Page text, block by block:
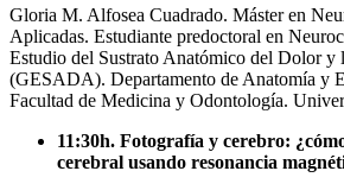
Gloria M. Alfosea Cuadrado. Máster en
Aplicadas. Estudiante predoctoral en
Estudio del Sustrato Anatómico del Dolor y
(GESADA). Departamento de Anatomía y
Facultad de Medicina y Odontología.
11:30h. Fotografía y cerebro:
cerebral usando resonancia